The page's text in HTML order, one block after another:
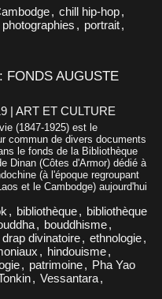
, chill hip-hop,
photographies , portrait,
FONDS AUGUSTE
| ART ET CULTURE
(1847-1925) est le
commun de divers documents
le fonds de la Bibliothèque
Dinan (Côtes d'Armor) dédié à
(à l'époque regroupant
et le Cambodge) aujourd'hui
, bibliothèque, bibliothèque
, bouddhisme,
drap divinatoire, ethnologie,
, hindouisme,
, patrimoine, Pha Yao
, Vessantara,